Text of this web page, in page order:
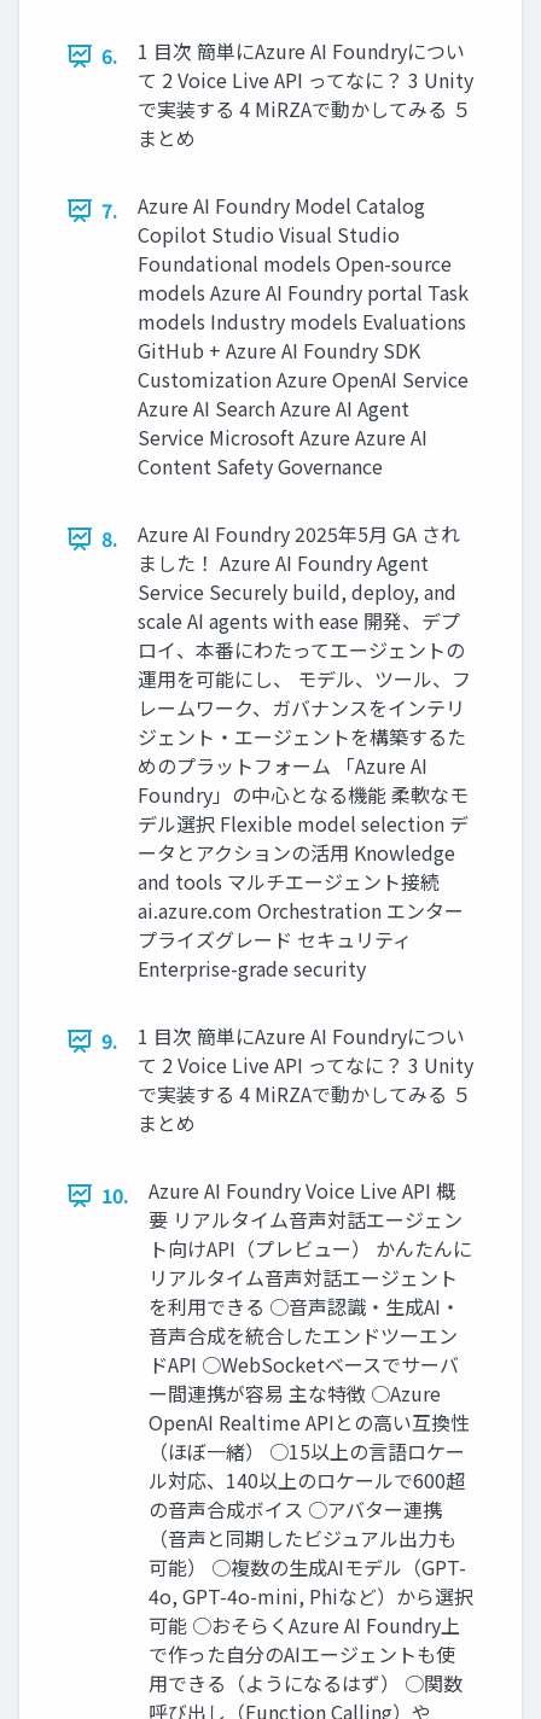
6.
1 目次 簡単にAzure AI Foundryについ
て 2 Voice Live API ってなに？ 3 Unity
で実装する 4 MiRZAで動かしてみる ５
まとめ
7.
Azure AI Foundry Model Catalog
Copilot Studio Visual Studio
Foundational models Open-source
models Azure AI Foundry portal Task
models Industry models Evaluations
GitHub + Azure AI Foundry SDK
Customization Azure OpenAI Service
Azure AI Search Azure AI Agent
Service Microsoft Azure Azure AI
Content Safety Governance
8.
Azure AI Foundry 2025年5月 GA され
ました！ Azure AI Foundry Agent
Service Securely build, deploy, and
scale AI agents with ease 開発、デプ
ロイ、本番にわたってエージェントの
運用を可能にし、 モデル、ツール、フ
レームワーク、ガバナンスをインテリ
ジェント・エージェントを構築するた
めのプラットフォーム 「Azure AI
Foundry」の中心となる機能 柔軟なモ
デル選択 Flexible model selection デ
ータとアクションの活用 Knowledge
and tools マルチエージェント接続
ai.azure.com Orchestration エンター
プライズグレード セキュリティ
Enterprise-grade security
9.
1 目次 簡単にAzure AI Foundryについ
て 2 Voice Live API ってなに？ 3 Unity
で実装する 4 MiRZAで動かしてみる ５
まとめ
10.
Azure AI Foundry Voice Live API 概
要 リアルタイム音声対話エージェン
ト向けAPI（プレビュー） かんたんに
リアルタイム音声対話エージェント
を利用できる ○音声認識・生成AI・
音声合成を統合したエンドツーエン
ドAPI ○WebSocketベースでサーバ
ー間連携が容易 主な特徴 ○Azure
OpenAI Realtime APIとの高い互換性
（ほぼ一緒） ○15以上の言語ロケー
ル対応、140以上のロケールで600超
の音声合成ボイス ○アバター連携
（音声と同期したビジュアル出力も
可能） ○複数の生成AIモデル（GPT-
4o, GPT-4o-mini, Phiなど）から選択
可能 ○おそらくAzure AI Foundry上
で作った自分のAIエージェントも使
用できる（ようになるはず） ○関数
呼び出し（Function Calling）や